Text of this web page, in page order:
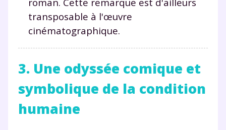
transposable à l'œuvre
cinématographique.
3. Une odyssée comique et
symbolique de la condition
humaine